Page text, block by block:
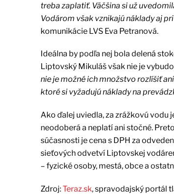
treba zaplatiť. Väčšina si už
Vodárom však vznikajú náklady aj
komunikácie LVS Eva Petranová.
Ideálna by podľa nej bola delená
Liptovský Mikuláš však nie je
nie je možné ich množstvo rozlíšiť
ktoré si vyžadujú náklady na
Ako ďalej uviedla, za zrážkovú vodu
neodoberá a neplatí ani stočné.
súčasnosti je cena s DPH za
sieťových odvetví Liptovskej
– fyzické osoby, mestá, obce a
Zdroj:Teraz.sk, spravodajský portál